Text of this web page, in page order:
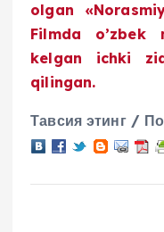
olgan
Filmda o’zbek
kelgan ichki
qilingan.
Тавсия этинг /